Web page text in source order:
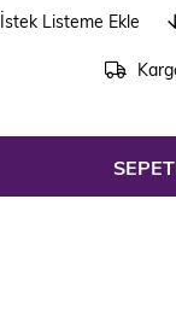
İstek Listeme Ekle